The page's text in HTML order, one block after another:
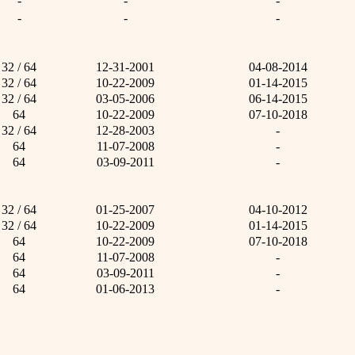
- - -
32 / 64 12-31-2001
04-08-2014
32 / 64 10-22-2009
01-14-2015
32 / 64 03-05-2006
06-14-2015
64 10-22-2009
07-10-2018
32 / 64 12-28-2003
-
64 11-07-2008
-
64 03-09-2011 -
32 / 64 01-25-2007
04-10-2012
32 / 64 10-22-2009
01-14-2015
64 10-22-2009
07-10-2018
64 11-07-2008
-
64 03-09-2011
-
64 01-06-2013 -